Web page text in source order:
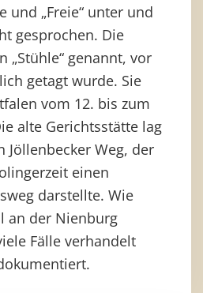
und „Freie“ unter und
gesprochen. Die
„Stühle“ genannt, vor
getagt wurde. Sie
vom 12. bis zum
alte Gerichtsstätte lag
Jöllenbecker Weg, der
einen
darstellte. Wie
an der Nienburg
Fälle verhandelt